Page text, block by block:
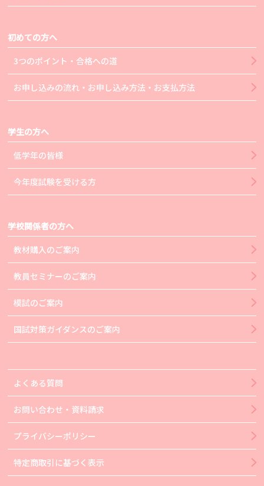
初めての方へ
3つのポイント・合格への道
お申し込みの流れ・お申し込み方法・お支払方法
学生の方へ
低学年の皆様
今年度試験を受ける方
学校関係者の方へ
教材購入のご案内
教員セミナーのご案内
模試のご案内
国試対策ガイダンスのご案内
よくある質問
お問い合わせ・資料請求
プライバシーポリシー
特定商取引に基づく表示